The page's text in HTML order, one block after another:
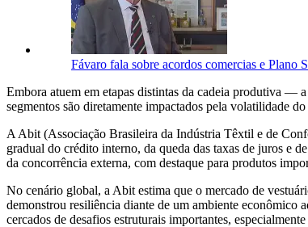
Fávaro fala sobre acordos comercias e Plano
Embora atuem em etapas distintas da cadeia produtiva —
segmentos são diretamente impactados pela volatilidade
A Abit (Associação Brasileira da Indústria Têxtil e de
gradual do crédito interno, da queda das taxas de juros e
da concorrência externa, com destaque para produtos
No cenário global, a Abit estima que o mercado de
demonstrou resiliência diante de um ambiente econômico
cercados de desafios estruturais importantes,